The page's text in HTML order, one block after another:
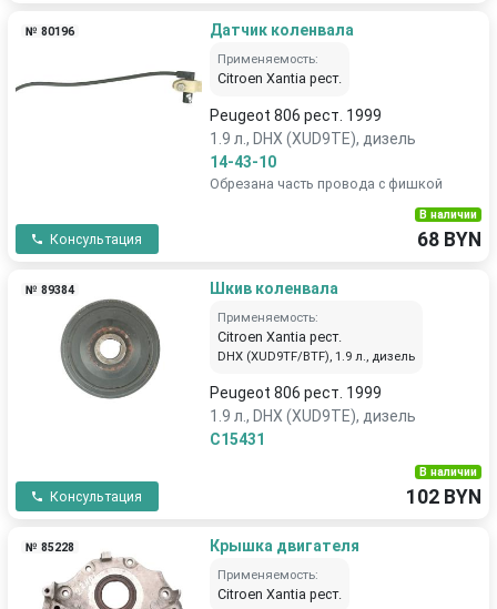
№ 80196 Датчик коленвала
Применяемость:
Citroen Xantia рест.
Peugeot 806 рест. 1999
1.9 л., DHX (XUD9TE), дизель
14-43-10
Обрезана часть провода с фишкой
Консультация
В наличии
68 BYN
№ 89384 Шкив коленвала
Применяемость:
Citroen Xantia рест.
DHX (XUD9TF/BTF), 1.9 л., дизель
Peugeot 806 рест. 1999
1.9 л., DHX (XUD9TE), дизель
C15431
Консультация
В наличии
102 BYN
№ 85228 Крышка двигателя
Применяемость:
Citroen Xantia рест.